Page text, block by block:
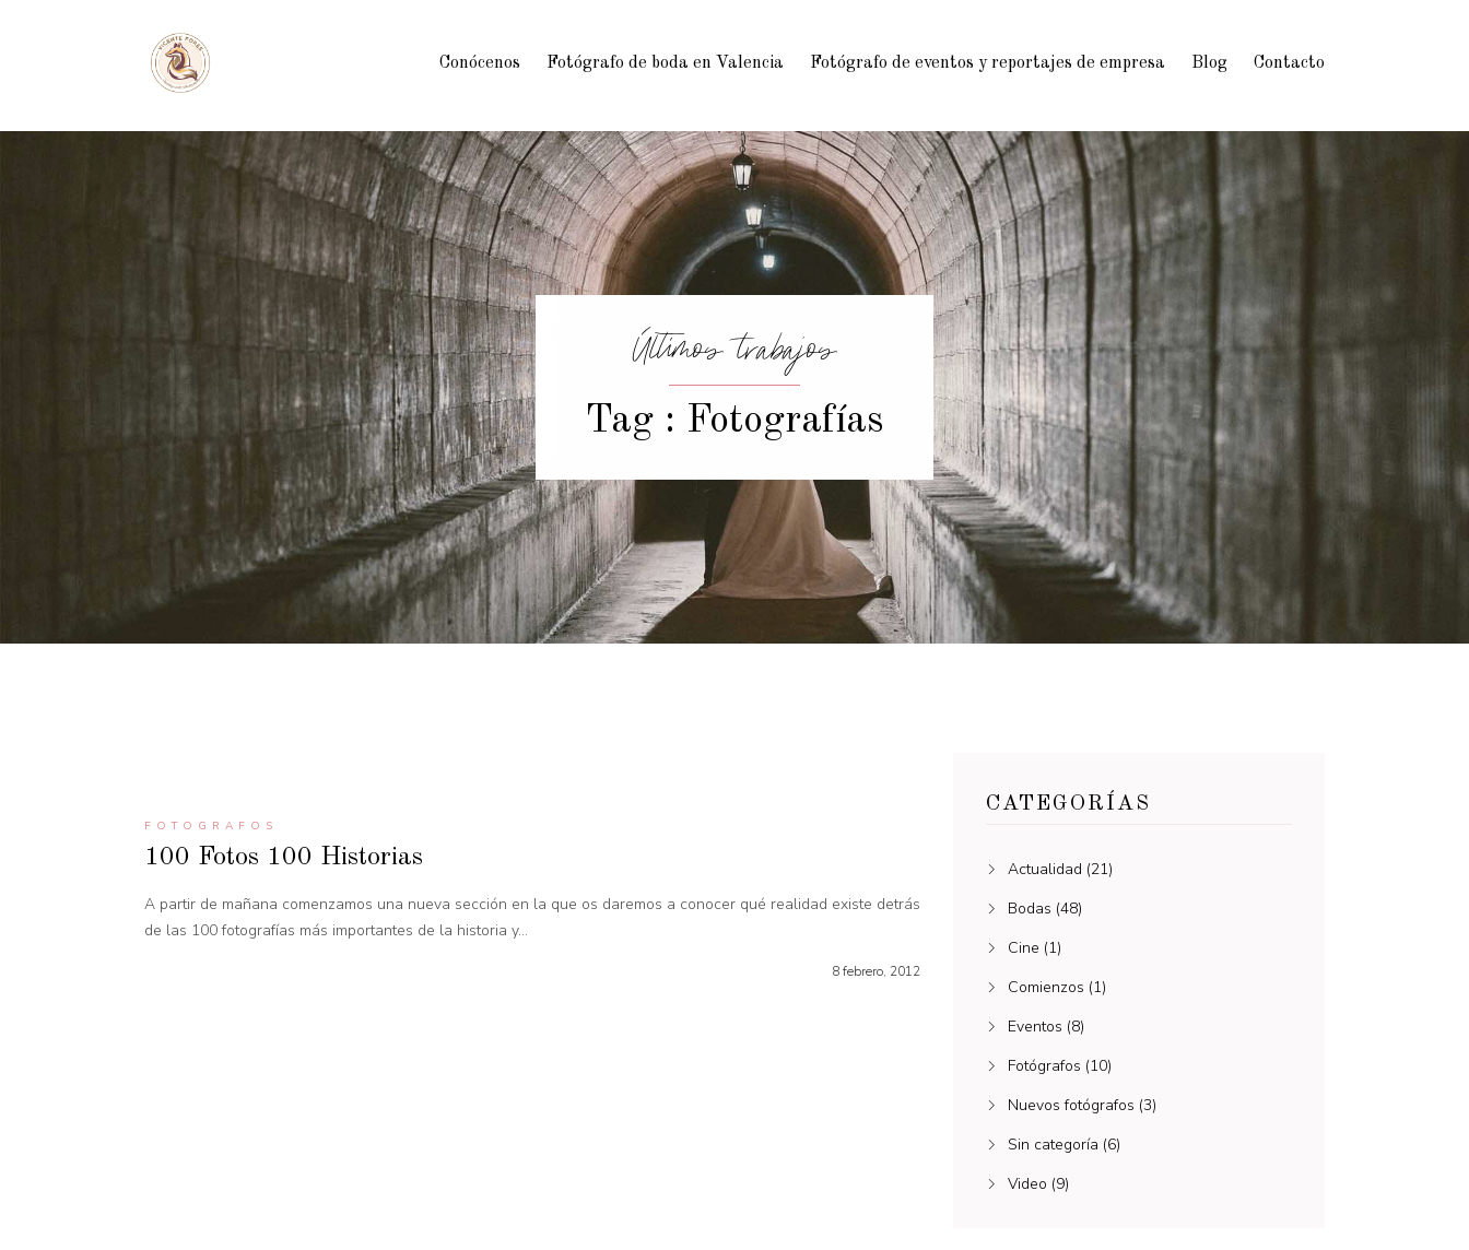
Conócenos Fotógrafo de boda en Valencia Fotógrafo de eventos y reportajes de empresa Blog Contacto
Últimos trabajos
Tag : Fotografías
FOTOGRAFOS
100 Fotos 100 Historias
A partir de mañana comenzamos una nueva sección en la que os daremos a conocer qué realidad existe detrás
de las 100 fotografías más importantes de la historia y...
8 febrero, 2012
CATEGORÍAS
Actualidad (21)
Bodas (48)
Cine (1)
Comienzos (1)
Eventos (8)
Fotógrafos (10)
Nuevos fotógrafos (3)
Sin categoría (6)
Video (9)